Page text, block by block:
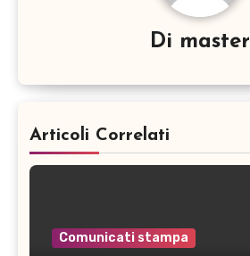
Di master
Articoli Correlati
Comunicati stampa